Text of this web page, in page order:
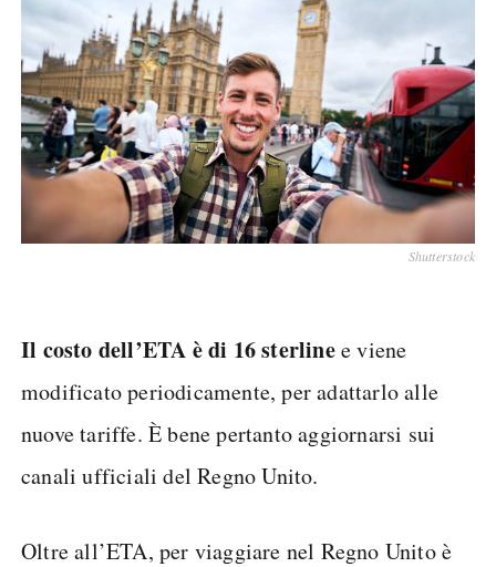
Shutterstock
Il costo dell’ETA è di 16 sterlinee viene
modificato periodicamente, per adattarlo alle
nuove tariffe. È bene pertanto aggiornarsi sui
canali ufficiali del Regno Unito.
Oltre all’ETA, per viaggiare nel Regno Unito è